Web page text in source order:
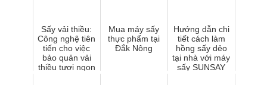
Sấy vải thiều:
Công nghệ tiên
tiến cho việc
bảo quản vải
thiều tươi ngon
Mua máy sấy
thực phẩm tại
Đắk Nông
Hướng dẫn chi
tiết cách làm
hồng sấy dẻo
tại nhà với máy
sấy SUNSAY